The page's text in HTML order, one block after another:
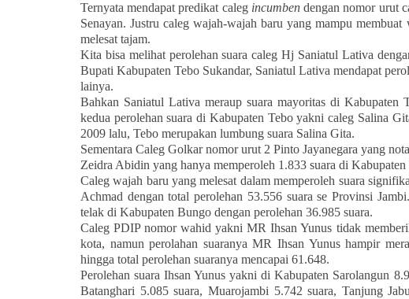
Ternyata mendapat predikat caleg incumben dengan nomor urut
Senayan. Justru caleg wajah-wajah baru yang mampu membuat
melesat tajam.
Kita bisa melihat perolehan suara caleg Hj Saniatul Lativa
Bupati Kabupaten Tebo Sukandar, Saniatul Lativa mendapat
lainya.
Bahkan Saniatul Lativa meraup suara mayoritas di Kabupaten
kedua perolehan suara di Kabupaten Tebo yakni caleg Salina
2009 lalu, Tebo merupakan lumbung suara Salina Gita.
Sementara Caleg Golkar nomor urut 2 Pinto Jayanegara yang
Zeidra Abidin yang hanya memperoleh 1.833 suara di Kabupaten
Caleg wajah baru yang melesat dalam memperoleh suara
Achmad dengan total perolehan 53.556 suara se Provinsi
telak di Kabupaten Bungo dengan perolehan 36.985 suara.
Caleg PDIP nomor wahid yakni MR Ihsan Yunus tidak
kota, namun perolahan suaranya MR Ihsan Yunus hampir
hingga total perolehan suaranya mencapai 61.648.
Perolehan suara Ihsan Yunus yakni di Kabupaten Sarolangun
Batanghari 5.085 suara, Muarojambi 5.742 suara, Tanjung